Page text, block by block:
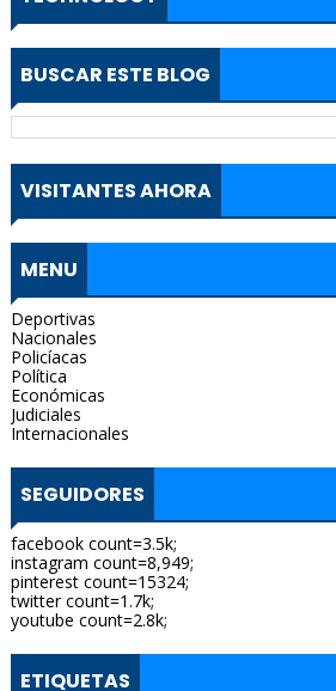
BUSCAR ESTE BLOG
VISITANTES AHORA
MENU
Deportivas
Nacionales
Policíacas
Política
Económicas
Judiciales
Internacionales
SEGUIDORES
facebook count=3.5k;
instagram count=8,949;
pinterest count=15324;
twitter count=1.7k;
youtube count=2.8k;
ETIQUETAS